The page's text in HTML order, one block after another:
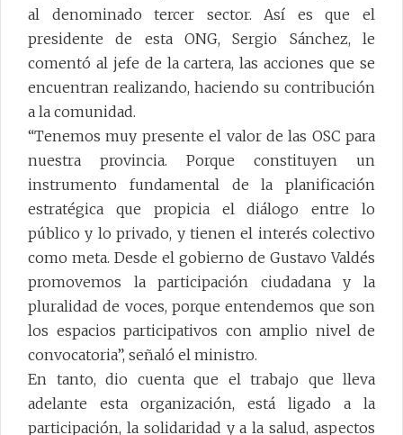
al denominado tercer sector. Así es que el
presidente de esta ONG, Sergio Sánchez, le
comentó al jefe de la cartera, las acciones que se
encuentran realizando, haciendo su contribución
a la comunidad.
“Tenemos muy presente el valor de las OSC para
nuestra provincia. Porque constituyen un
instrumento fundamental de la planificación
estratégica que propicia el diálogo entre lo
público y lo privado, y tienen el interés colectivo
como meta. Desde el gobierno de Gustavo Valdés
promovemos la participación ciudadana y la
pluralidad de voces, porque entendemos que son
los espacios participativos con amplio nivel de
convocatoria”, señaló el ministro.
En tanto, dio cuenta que el trabajo que lleva
adelante esta organización, está ligado a la
participación, la solidaridad y a la salud, aspectos